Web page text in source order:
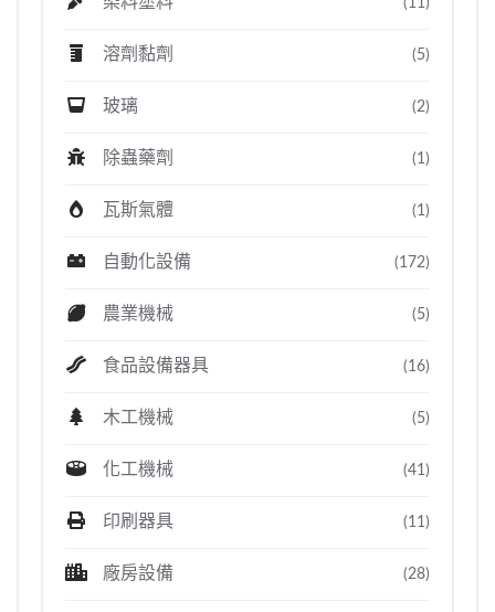
(11)
溶劑黏劑 (5)
玻璃 (2)
除蟲藥劑 (1)
瓦斯氣體 (1)
自動化設備 (172)
農業機械 (5)
食品設備器具 (16)
木工機械 (5)
化工機械 (41)
印刷器具 (11)
廠房設備 (28)